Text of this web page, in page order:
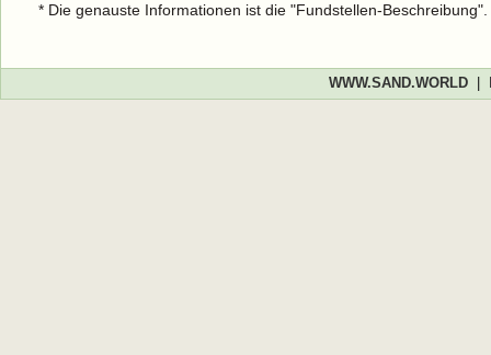
* Die genauste Informationen ist die "Fundstellen-
WWW.SAND.WORLD|